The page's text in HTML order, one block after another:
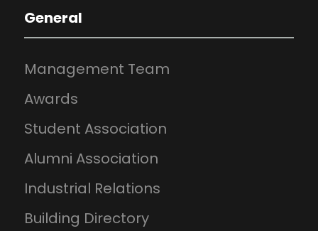
General
Management Team
Awards
Student Association
Alumni Association
Industrial Relations
Building Directory